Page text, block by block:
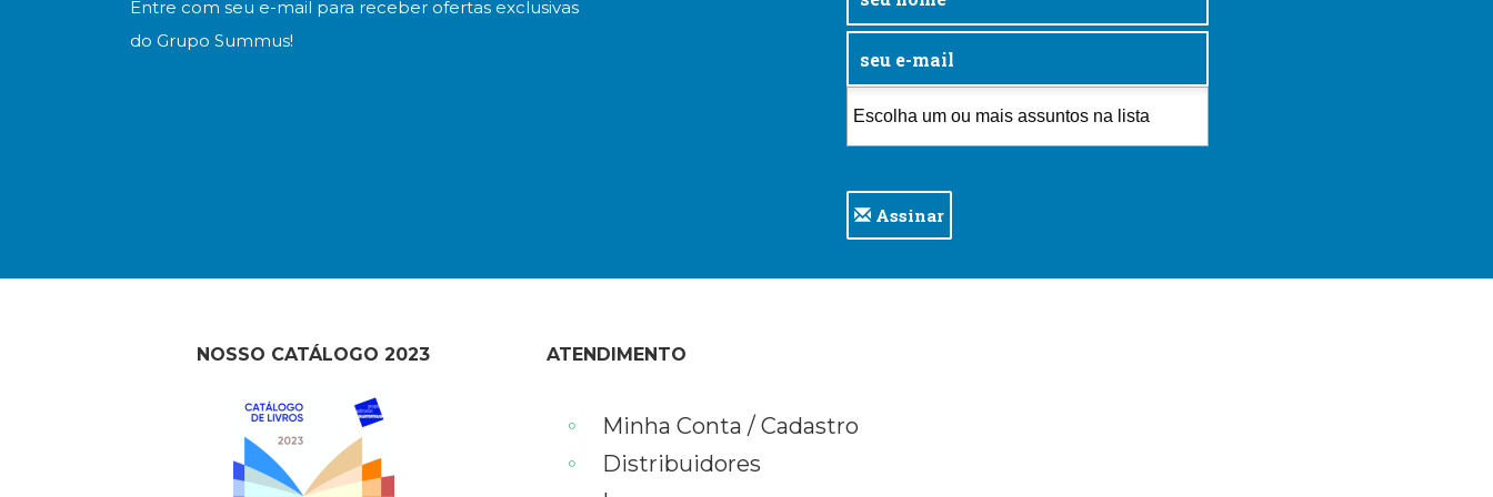
Entre com seu e-mail para receber ofertas exclusivas
do Grupo Summus!
Assinar
NOSSO CATÁLOGO 2023 ATENDIMENTO
Minha Conta / Cadastro
Distribuidores